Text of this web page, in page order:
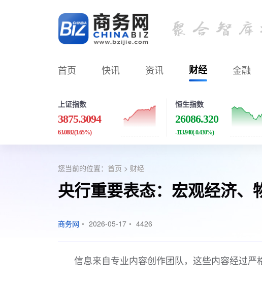
首页 快讯 资讯 财经 金融
上证指数
3875.3094
63.0882(1.65%)
恒生指数
26086.320
-113.940(-0.430%)
您当前的位置： 首页 > 财经
央行重要表态：宏观经济
商务网 • 2026-05-17 • 4426
信息来自专业内容创作团队，这些内容经过严